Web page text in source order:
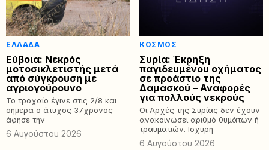
ΕΛΛΆΔΑ
Εύβοια: Νεκρός
μοτοσικλετιστής μετά
από σύγκρουση με
αγριογούρουνο
Το τροχαίο έγινε στις 2/8 και
σήμερα ο άτυχος 37χρονος
άφησε την
6 Αυγούστου 2026
ΚΌΣΜΟΣ
Συρία: Έκρηξη
παγιδευμένου οχήματος
σε προάστιο της
Δαμασκού – Αναφορές
για πολλούς νεκρούς
Οι Αρχές της Συρίας δεν έχουν
ανακοινώσει αριθμό θυμάτων ή
τραυματιών. Ισχυρή
6 Αυγούστου 2026